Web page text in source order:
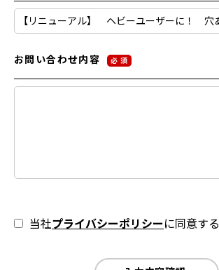
お問い合わせ内容 必 須
当社プライバシーポリシーに同意する